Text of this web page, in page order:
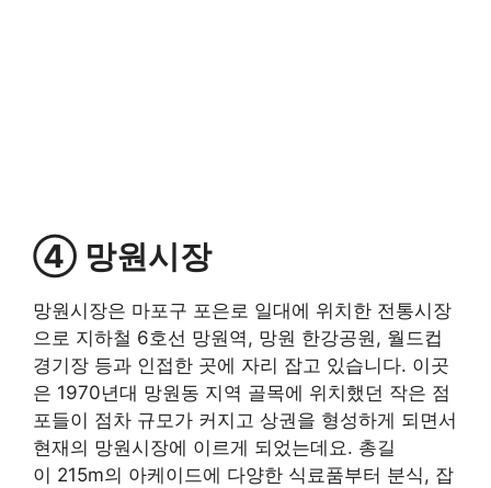
④ 망원시장
망원시장은 마포구 포은로 일대에 위치한 전통시장
으로 지하철 6호선 망원역, 망원 한강공원, 월드컵
경기장 등과 인접한 곳에 자리 잡고 있습니다. 이곳
은 1970년대 망원동 지역 골목에 위치했던 작은 점
포들이 점차 규모가 커지고 상권을 형성하게 되면서
현재의 망원시장에 이르게 되었는데요. 총길
이 215m의 아케이드에 다양한 식료품부터 분식, 잡